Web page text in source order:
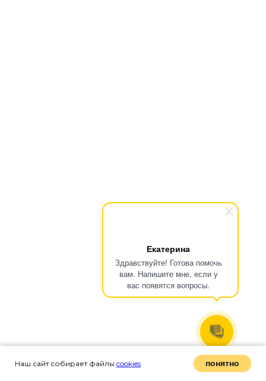
Екатерина
Здравствуйте! Готова помочь
вам. Напишите мне, если у
вас появятся вопросы.
Наш сайт собирает файлы cookies понятно